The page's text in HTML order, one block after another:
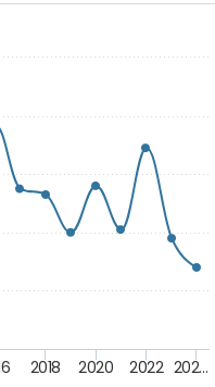
2018 2020 2022 202…